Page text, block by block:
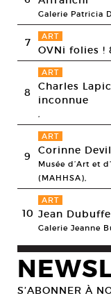
Galerie Patricia
7 ART
OVNi folies !
8
ART
Charles
inconnue
,
9
ART
Corinne
Musée d’Art et
(MAHHSA),
10
ART
Jean
Galerie Jeanne
S’ABONNER À